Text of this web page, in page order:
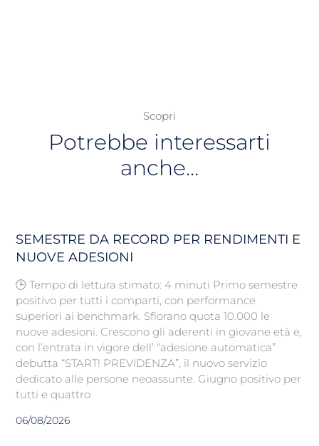
Scopri
Potrebbe interessarti
anche…
SEMESTRE DA RECORD PER RENDIMENTI E
NUOVE ADESIONI
🕒 Tempo di lettura stimato: 4 minuti Primo semestre
positivo per tutti i comparti, con performance
superiori ai benchmark. Sfiorano quota 10.000 le
nuove adesioni. Crescono gli aderenti in giovane età e,
con l’entrata in vigore dell’ “adesione automatica”
debutta “START! PREVIDENZA”, il nuovo servizio
dedicato alle persone neoassunte. Giugno positivo per
tutti e quattro
06/08/2026